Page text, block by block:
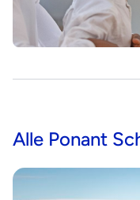
Alle Ponant